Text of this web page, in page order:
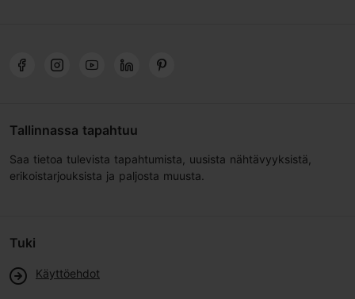
Tallinnassa tapahtuu
Saa tietoa tulevista tapahtumista, uusista nähtävyyksistä,
erikoistarjouksista ja paljosta muusta.
Tuki
Käyttöehdot